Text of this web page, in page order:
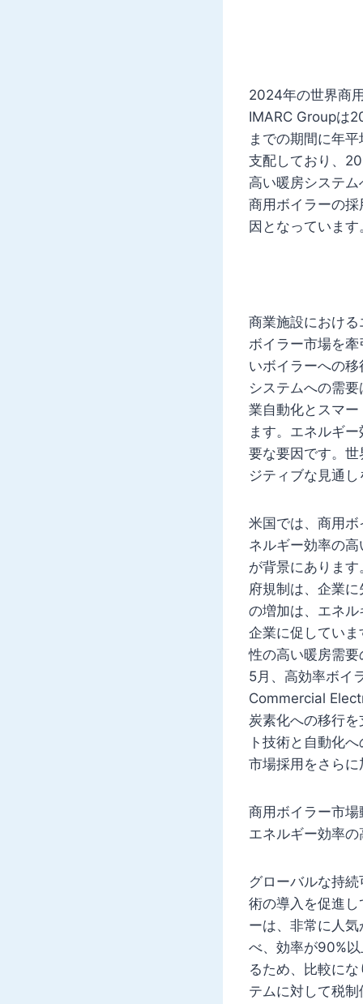
2024年の世界商
IMARC Groupは
までの期間に年
支配しており、
高い暖房システ
商用ボイラーの
因となっています
商業施設におけ
ボイラー市場を
いボイラーへの
システムへの需
業自動化とスマ
ます。エネルギ
要な要因です。
ジティブな見通
米国では、商用
ネルギー効率の
が背景にありま
府規制は、企業
の増加は、エネ
企業に促してい
性の高い暖房需
5月、高効率ボイ
Commercial
炭素化への移行
ト技術と自動化
市場採用をさら
商用ボイラー市場
エネルギー効率
グローバルな持
術の導入を促進
ーは、非常に人
べ、効率が90%
るため、比較に
テムに対して税